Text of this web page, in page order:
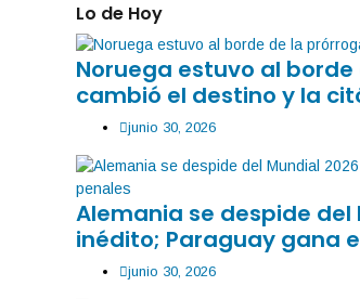
Lo de Hoy
Noruega estuvo al
cambió el destino y la
junio 30, 2026
Alemania se despide del
inédito; Paraguay gana
junio 30, 2026